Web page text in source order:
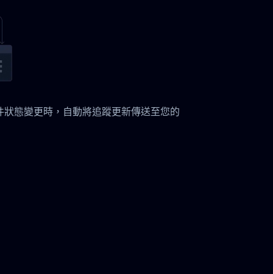
狀態變更時，自動將追蹤更新傳送至您的